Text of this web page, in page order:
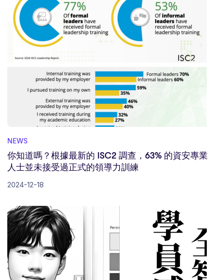
NEWS
你知道嗎？根據最新的 ISC2 調查，63% 的資安專業
人士並未接受過正式的領導力訓練
2024-12-18